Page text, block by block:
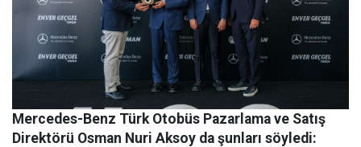
Mercedes-Benz Türk Otobüs Pazarlama ve Satış
Direktörü Osman Nuri Aksoy da şunları söyledi: